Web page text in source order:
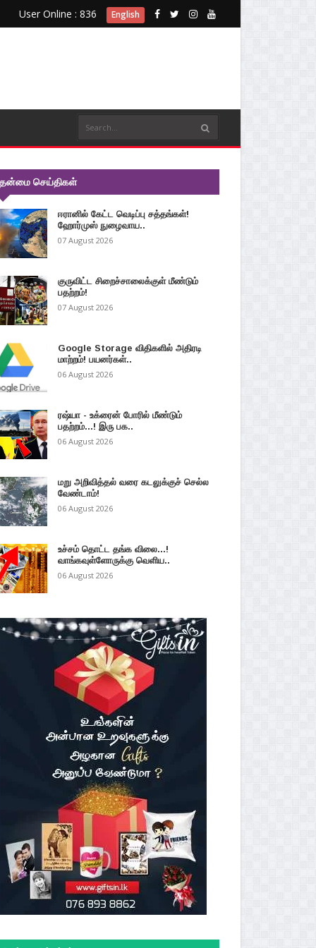
User Online : 836 English
செய்திகள்
ஈரானில் கேட்ட வெடிப்பு சத்தங்கள்!
ஹோர்முஸ் நுழைவாய..
07 August 2026
குருவிட்ட சிறைச்சாலைக்குள் மீண்டும்
பதற்றம்!
07 August 2026
Google Storage விதிகளில் அதிரடி
மாற்றம்! பயனர்கள்..
06 August 2026
ரஷ்யா - உக்ரைன் போரில் மீண்டும்
பதற்றம்...! இரு பக..
06 August 2026
மறு அறிவித்தல் வரை கடலுக்குச் செல்ல
வேண்டாம்!
06 August 2026
உச்சம் தொட்ட தங்க விலை...!
வாங்கவுள்ளோருக்கு வெளிய..
06 August 2026